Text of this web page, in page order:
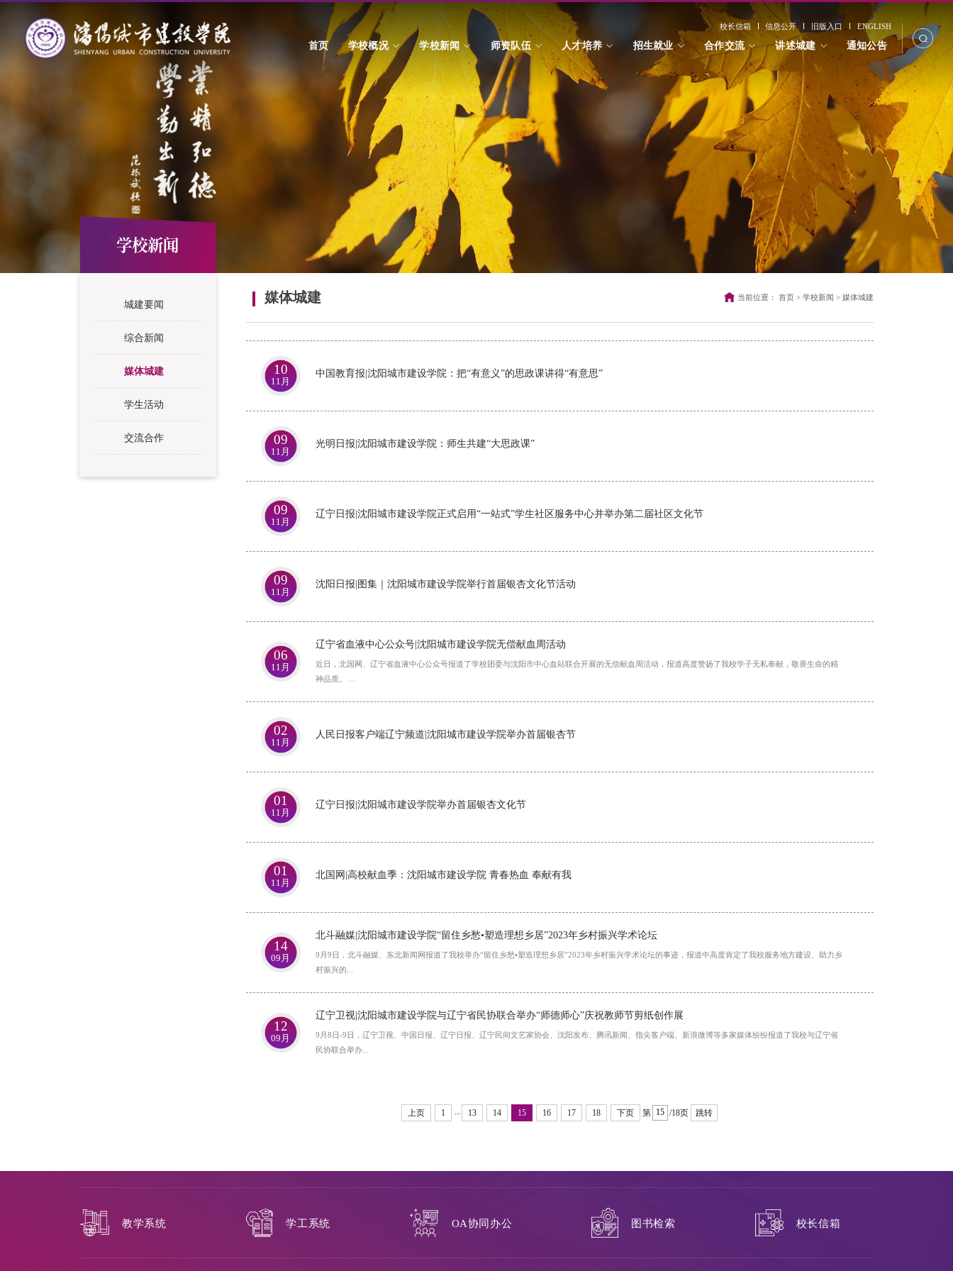
校长信箱 信息公开 旧版入口 ENGLISH
首页 学校概况 学校新闻 师资队伍 人才培养 招生就业 合作交流 讲述城建 通知公告
学校新闻
城建要闻
综合新闻
媒体城建
学生活动
交流合作
媒体城建 当前位置： 首页> 学校新闻 > 媒体城建
10
11月
中国教育报|沈阳城市建设学院：把“有意义”的思政课讲得“有意思”
09
11月
光明日报|沈阳城市建设学院：师生共建“大思政课”
09
11月
辽宁日报|沈阳城市建设学院正式启用“一站式”学生社区服务中心并举办第二届社区文化节
09
11月
沈阳日报|图集｜沈阳城市建设学院举行首届银杏文化节活动
06
11月
辽宁省血液中心公众号|沈阳城市建设学院无偿献血周活动
近日，北国网、辽宁省血液中心公众号报道了学校团委与沈阳市中心血站联合开展的无偿献血周活动，报道高度赞扬了我校学子无私奉献，敬畏生命的精
神品质。 ...
02
11月
人民日报客户端辽宁频道|沈阳城市建设学院举办首届银杏节
01
11月
辽宁日报|沈阳城市建设学院举办首届银杏文化节
01
11月
北国网|高校献血季：沈阳城市建设学院 青春热血 奉献有我
14
09月
北斗融媒|沈阳城市建设学院“留住乡愁•塑造理想乡居”2023年乡村振兴学术论坛
9月9日，北斗融媒、东北新闻网报道了我校举办“留住乡愁•塑造理想乡居”2023年乡村振兴学术论坛的事迹，报道中高度肯定了我校服务地方建设、助力乡
村振兴的...
12
09月
辽宁卫视|沈阳城市建设学院与辽宁省民协联合举办“师德师心”庆祝教师节剪纸创作展
9月8日-9日，辽宁卫视、中国日报、辽宁日报、辽宁民间文艺家协会、沈阳发布、腾讯新闻、指尖客户端、新浪微博等多家媒体纷纷报道了我校与辽宁省
民协联合举办...
上页 1 ... 13 14 15 16 17 18 下页 第 /18页 跳转
教学系统 学工系统 OA协同办公 图书检索 校长信箱